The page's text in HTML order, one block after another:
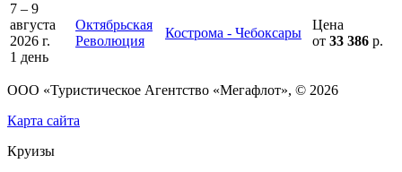
7 – 9
августа
2026 г.
1 день
Октябрьская
Революция
Кострома - Чебоксары
Цена
от 33 386 р.
ООО «Туристическое Агентство «Мегафлот», © 2026
Карта сайта
Круизы